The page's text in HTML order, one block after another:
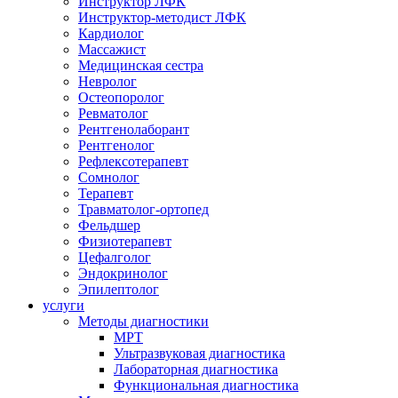
Инструктор-методист ЛФК
Кардиолог
Массажист
Медицинская сестра
Невролог
Остеопоролог
Ревматолог
Рентгенолаборант
Рентгенолог
Рефлексотерапевт
Сомнолог
Терапевт
Травматолог-ортопед
Фельдшер
Физиотерапевт
Цефалголог
Эндокринолог
Эпилептолог
услуги
Методы диагностики
МРТ
Ультразвуковая диагностика
Лабораторная диагностика
Функциональная диагностика